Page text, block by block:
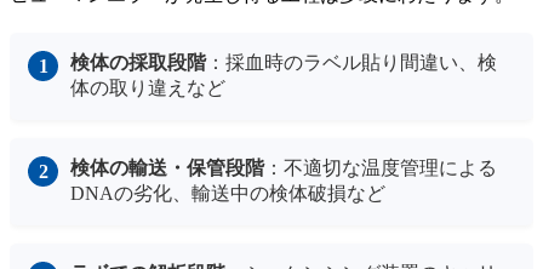
検体の採取段階：採血時のラベル貼り間違い、検
体の取り違えなど
検体の輸送・保管段階：不適切な温度管理による
DNAの劣化、輸送中の検体破損など